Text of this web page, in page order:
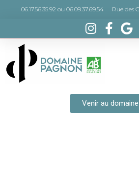
06.17.56.35.92 ou 06.09.37.69.54 Rue des
Venir au domaine